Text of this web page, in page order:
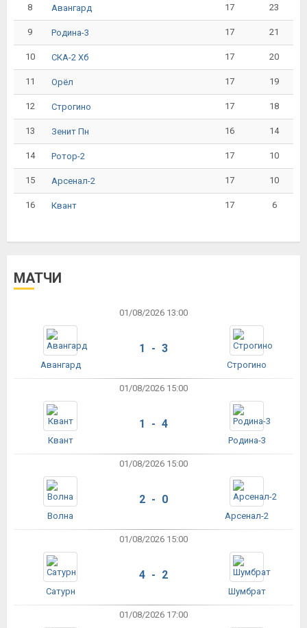
8 Авангард 17 23
9 Родина-3 17 21
10 СКА-2 Хб 17 20
11 Орёл 17 19
12 Строгино 17 18
13 Зенит Пн 16 14
14 Ротор-2 17 10
15 Арсенал-2 17 10
16 Квант 17 6
МАТЧИ
01/08/2026 13:00
Авангард
1 - 3
Строгино
01/08/2026 15:00
Квант
1 - 4
Родина-3
01/08/2026 15:00
Волна
2 - 0
Арсенал-2
01/08/2026 15:00
Сатурн
4 - 2
Шумбрат
01/08/2026 17:00